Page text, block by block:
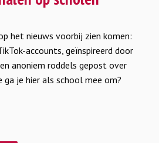
het nieuws voorbij zien komen:
accounts, geïnspireerd door
anoniem roddels gepost over
ga je hier als school mee om?